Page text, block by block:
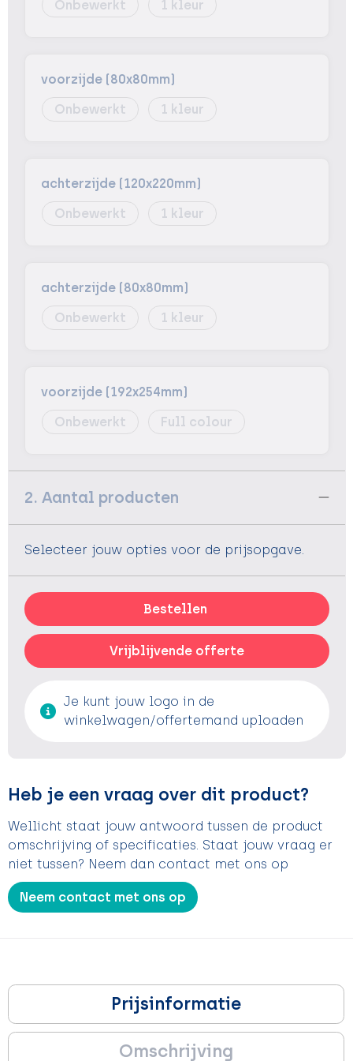
Onbewerkt
1
voorzijde (80x80mm)
Onbewerkt
1
achterzijde (120x220mm)
Onbewerkt
1
achterzijde (80x80mm)
Onbewerkt
1
voorzijde (192x254mm)
Onbewerkt
Full colour
2. Aantal producten
Selecteer jouw opties voor de prijsopgave.
Bestellen
Vrijblijvende offerte
Je kunt jouw logo in de
winkelwagen/offertemand uploaden
Heb je een vraag over dit product?
Wellicht staat jouw antwoord tussen de product
omschrijving of specificaties. Staat jouw vraag er
niet tussen? Neem dan contact met ons op
Neem contact met ons op
Prijsinformatie
Omschrijving